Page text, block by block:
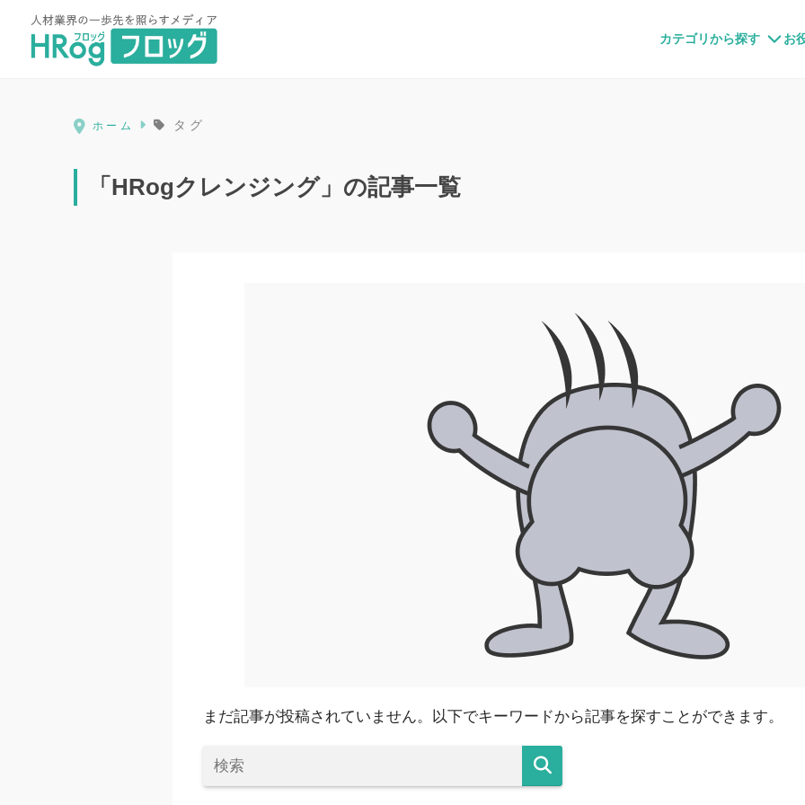
カテゴリから探す お
HRog | 人材業界の一歩先を照らすメディア
ホーム タグ
「HRogクレンジング」の記事一覧
まだ記事が投稿されていません。以下でキーワードから記事を探すことができます。